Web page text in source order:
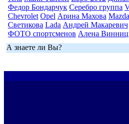
Федор Бондарчук Серебро группа
Chevrolet Opel Арина Махова Mazda
Светикова Lada Андрей Макаревич
ФОТО спортсменов Алена
А знаете ли Вы?